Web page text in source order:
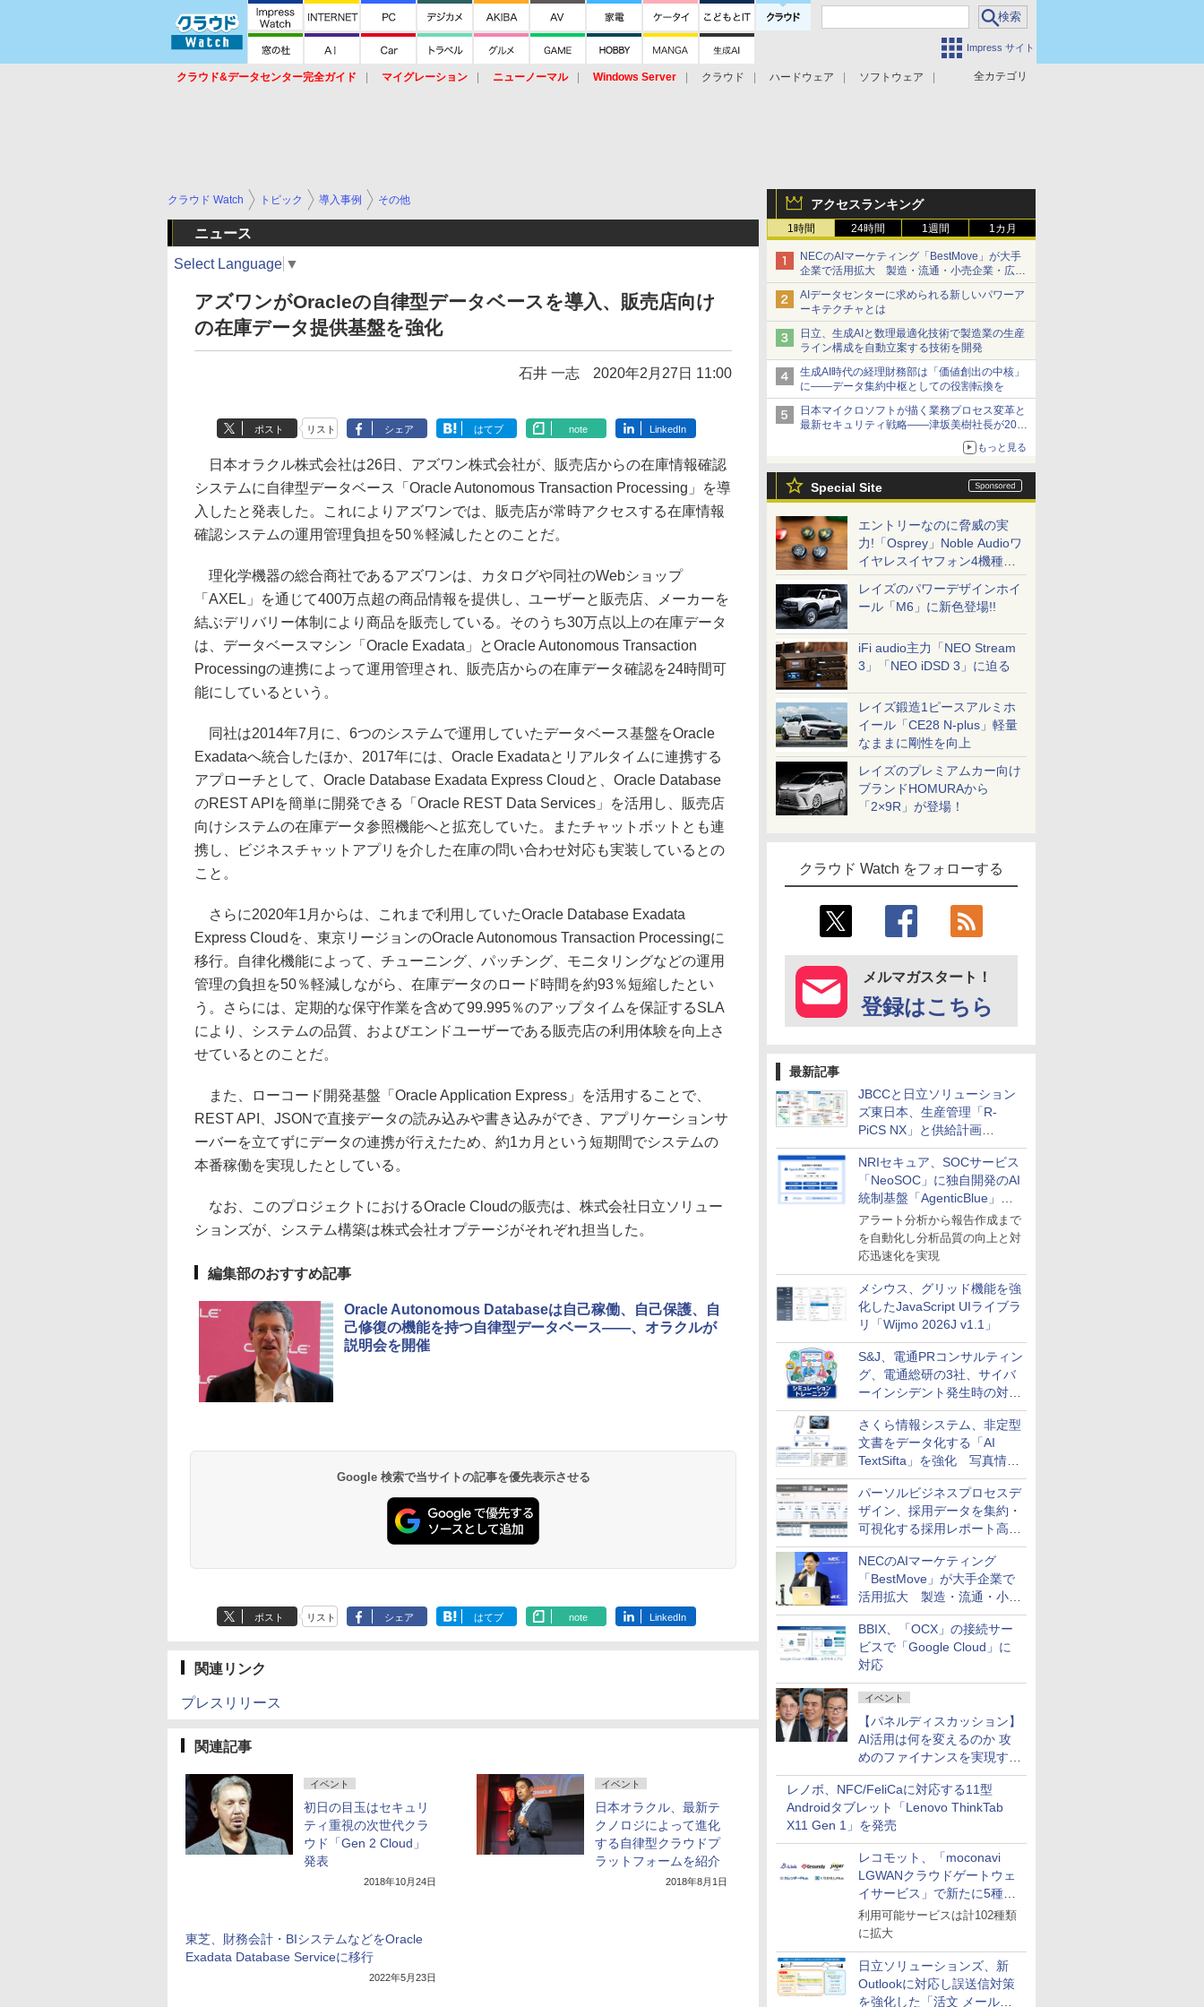
Impress サイト
全カテゴリ
クラウド&データセンター完全ガイド マイグレーション ニューノーマル Windows Server クラウド ハードウェア
ソフトウェア
アクセスランキング
1時間 24時間 1週間 1カ月
NECのAIマーケティング「BestMove」が大手
企業で活用拡大 製造・流通・小売企業・広告
代理店などが実装フェーズへ
AIデータセンターに求められる新しいパワーア
ーキテクチャとは
日立、生成AIと数理最適化技術で製造業の生産
ライン構成を自動立案する技術を開発
生成AI時代の経理財務部は「価値創出の中核」
に――データ集約中枢としての役割転換を
日本マイクロソフトが描く業務プロセス変革と
最新セキュリティ戦略――津坂美樹社長が2027
もっと見る
Special Site
エントリーなのに脅威の実
力!「Osprey」Noble Audioワ
イヤレスイヤフォン4機種を
一気に聴く
レイズのパワーデザインホイ
ール「M6」に新色登場!!
iFi audio主力「NEO Stream
3」「NEO iDSD 3」に迫る
レイズ鍛造1ピースアルミホ
イール「CE28 N-plus」軽量
なままに剛性を向上
レイズのプレミアムカー向け
ブランドHOMURAから
「2×9R」が登場！
クラウド Watch をフォローする
メルマガスタート！
登録はこちら
最新記事
JBCCと日立ソリューション
ズ東日本、生産管理「R-
PiCS NX」と供給計画
「scSQUARE ISP」の連携サ
ービスを提供開始
NRIセキュア、SOCサービス
「NeoSOC」に独自開発のAI
統制基盤「AgenticBlue」を
導入
アラート分析から報告作成まで
を自動化し分析品質の向上と対
応迅速化を実現
メシウス、グリッド機能を強
化したJavaScript UIライブラ
リ「Wijmo 2026J v1.1」
S&J、電通PRコンサルティン
グ、電通総研の3社、サイバ
ーインシデント発生時の対応
と危機管理広報を一体的に訓
練するプログラムを提供
さくら情報システム、非定型
文書をデータ化する「AI
TextSifta」を強化 写真情報
のデータ化などに対応
パーソルビジネスプロセスデ
ザイン、採用データを集約・
可視化する採用レポート高速
化サービスを提供
NECのAIマーケティング
「BestMove」が大手企業で
活用拡大 製造・流通・小売
企業・広告代理店などが実装
フェーズへ
BBIX、「OCX」の接続サー
ビスで「Google Cloud」に
対応
イベント
【パネルディスカッション】
AI活用は何を変えるのか 攻
めのファイナンスを実現する
業務設計とマインドセット変
革
レノボ、NFC/FeliCaに対応する11型
Androidタブレット「Lenovo ThinkTab
X11 Gen 1」を発売
レコモット、「moconavi
LGWANクラウドゲートウェ
イサービス」で新たに5種類
のサービスと連携開始
利用可能サービスは計102種類
に拡大
日立ソリューションズ、新
Outlookに対応し誤送信対策
を強化した「活文 メール誤
クラウド Watch トピック 導入事例 その他
ニュース
Select Language ▼
アズワンがOracleの自律型データベースを導入、販売店向け
の在庫データ提供基盤を強化
石井 一志 2020年2月27日 11:00
ポスト リスト シェア はてブ note LinkedIn
日本オラクル株式会社は26日、アズワン株式会社が、販売店からの在庫情報確認
システムに自律型データベース「Oracle Autonomous Transaction Processing」を導
入したと発表した。これによりアズワンでは、販売店が常時アクセスする在庫情報
確認システムの運用管理負担を50％軽減したとのことだ。
理化学機器の総合商社であるアズワンは、カタログや同社のWebショップ
「AXEL」を通じて400万点超の商品情報を提供し、ユーザーと販売店、メーカーを
結ぶデリバリー体制により商品を販売している。そのうち30万点以上の在庫データ
は、データベースマシン「Oracle Exadata」とOracle Autonomous Transaction
Processingの連携によって運用管理され、販売店からの在庫データ確認を24時間可
能にしているという。
同社は2014年7月に、6つのシステムで運用していたデータベース基盤をOracle
Exadataへ統合したほか、2017年には、Oracle Exadataとリアルタイムに連携する
アプローチとして、Oracle Database Exadata Express Cloudと、Oracle Database
のREST APIを簡単に開発できる「Oracle REST Data Services」を活用し、販売店
向けシステムの在庫データ参照機能へと拡充していた。またチャットボットとも連
携し、ビジネスチャットアプリを介した在庫の問い合わせ対応も実装しているとの
こと。
さらに2020年1月からは、これまで利用していたOracle Database Exadata
Express Cloudを、東京リージョンのOracle Autonomous Transaction Processingに
移行。自律化機能によって、チューニング、パッチング、モニタリングなどの運用
管理の負担を50％軽減しながら、在庫データのロード時間を約93％短縮したとい
う。さらには、定期的な保守作業を含めて99.995％のアップタイムを保証するSLA
により、システムの品質、およびエンドユーザーである販売店の利用体験を向上さ
せているとのことだ。
また、ローコード開発基盤「Oracle Application Express」を活用することで、
REST API、JSONで直接データの読み込みや書き込みができ、アプリケーションサ
ーバーを立てずにデータの連携が行えたため、約1カ月という短期間でシステムの
本番稼働を実現したとしている。
なお、このプロジェクトにおけるOracle Cloudの販売は、株式会社日立ソリュー
ションズが、システム構築は株式会社オプテージがそれぞれ担当した。
編集部のおすすめ記事
Oracle Autonomous Databaseは自己稼働、自己保護、自
己修復の機能を持つ自律型データベース――、オラクルが
説明会を開催
Google 検索で当サイトの記事を優先表示させる
ポスト リスト シェア はてブ note LinkedIn
関連リンク
プレスリリース
関連記事
イベント
初日の目玉はセキュリ
ティ重視の次世代クラ
ウド「Gen 2 Cloud」
発表
2018年10月24日
イベント
日本オラクル、最新テ
クノロジによって進化
する自律型クラウドプ
ラットフォームを紹介
2018年8月1日
東芝、財務会計・BIシステムなどをOracle
Exadata Database Serviceに移行
2022年5月23日